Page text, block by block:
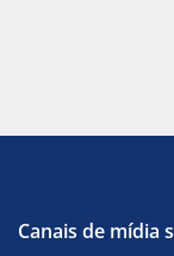
Canais de mídia